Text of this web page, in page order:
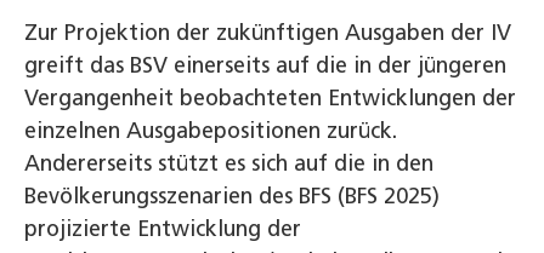
Zur Projektion der zukünftigen Ausgaben der IV
greift das BSV einerseits auf die in der jüngeren
Vergangenheit beobachteten Entwicklungen der
einzelnen Ausgabepositionen zurück.
Andererseits stützt es sich auf die in den
Bevölkerungsszenarien des BFS (BFS 2025)
projizierte Entwicklung der